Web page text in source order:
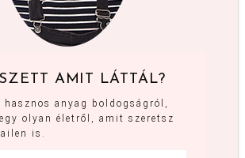
AMIT LÁTTÁL?
hasznos anyag boldogságról,
olyan életről, amit szeretsz
is.